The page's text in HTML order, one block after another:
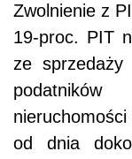
Zwolnienie z
19-proc. PIT
ze sprzedaży
od dnia